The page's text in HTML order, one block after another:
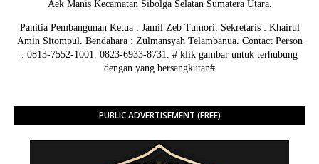
Aek Manis Kecamatan Sibolga Selatan Sumatera Utara.
Panitia Pembangunan Ketua : Jamil Zeb Tumori. Sekretaris : Khairul
Amin Sitompul. Bendahara : Zulmansyah Telambanua. Contact Person
: 0813-7552-1001. 0823-6933-8731. # klik gambar untuk terhubung
dengan yang bersangkutan#
PUBLIC ADVERTISEMENT (FREE)